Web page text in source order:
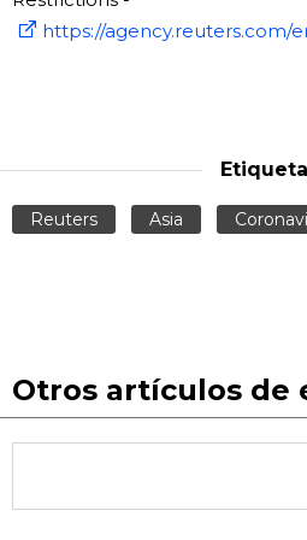
https://agency.reuters.com/
Reuters Asia
Otros artículos de